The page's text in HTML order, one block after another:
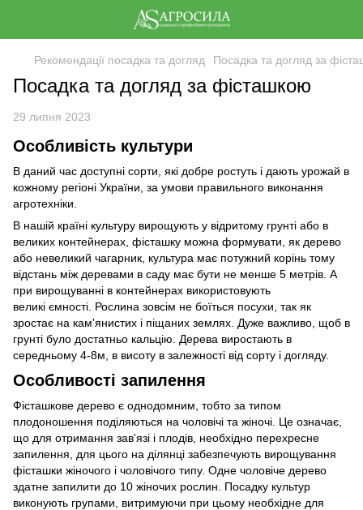
Рекомендації посадка та догляд Посадка та догляд за
Посадка та догляд за фісташкою
29 липня 2023
Особливість культури
В даний час доступні сорти, які добре ростуть і дають урожай в
кожному регіоні України, за умови правильного виконання
агротехніки.
В нашій країні культуру вирощують у відритому грунті або в
великих контейнерах, фісташку можна формувати, як дерево
або невеликий чагарник, культура має потужний корінь тому
відстань між деревами в саду має бути не менше 5 метрів. А
при вирощуванні в контейнерах використовують
великі ємності. Рослина зовсім не боїться посухи, так як
зростає на кам'янистих і піщаних землях. Дуже важливо, щоб в
грунті було достатньо кальцію. Дерева виростають в
середньому 4-8м, в висоту в залежності від сорту і догляду.
Особливості запилення
Фісташкове дерево є однодомним, тобто за типом
плодоношення поділяються на чоловічі та жіночі. Це означає,
що для отримання зав'язі і плодів, необхідно перехресне
запилення, для цього на ділянці забезпечують вирощування
фісташки жіночого і чоловічого типу. Одне чоловіче дерево
здатне запилити до 10 жіночих рослин. Посадку культур
виконують групами, витримуючи при цьому необхідне для